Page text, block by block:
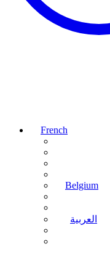
French
Belgium
العربية